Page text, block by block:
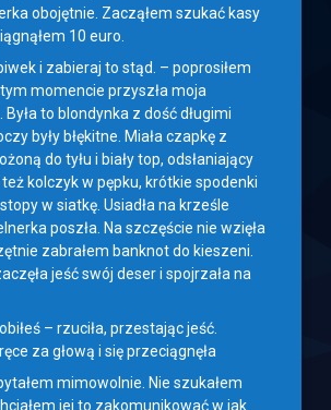
obojętnie. Zacząłem szukać kasy
10 euro.
i zabieraj to stąd. – poprosiłem
momencie przyszła moja
Była to blondynka z dość długimi
były błękitne. Miała czapkę z
do tyłu i biały top, odsłaniający
też kolczyk w pępku, krótkie spodenki
w siatkę. Usiadła na krześle
poszła. Na szczęście nie wzięła
zabrałem banknot do kieszeni.
jeść swój deser i spojrzała na
– rzuciła, przestając jeść.
za głową i się przeciągnęła
mimowolnie. Nie szukałem
jej to zakomunikować w jak